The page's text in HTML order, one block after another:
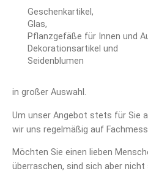
Geschenkartikel,
Glas,
Pflanzgefäße für Innen und
Dekorationsartikel und
Seidenblumen
in großer Auswahl.
Um unser Angebot stets für Sie
wir uns regelmäßig auf
Möchten Sie einen lieben
überraschen, sind sich aber